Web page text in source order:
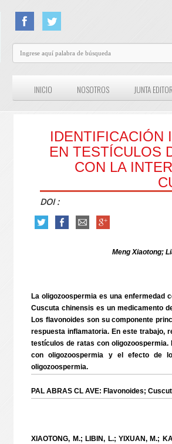
INICIO NOSOTROS JUNTA
IDENTIFICACIÓN
EN TESTÍCULOS
CON LA
DOI :
Meng Xiaotong;
La oligozoospermia es una enfermedad
Cuscuta chinensis es un medicamento
Los flavonoides son su componente
respuesta inflamatoria. En este trabajo,
testículos de ratas con
con oligozoospermia y el efecto de
oligozoospermia.
PAL ABRAS CL AVE: Flavonoides;
XIAOTONG, M.; LIBIN, L.; YIXUAN, M.;